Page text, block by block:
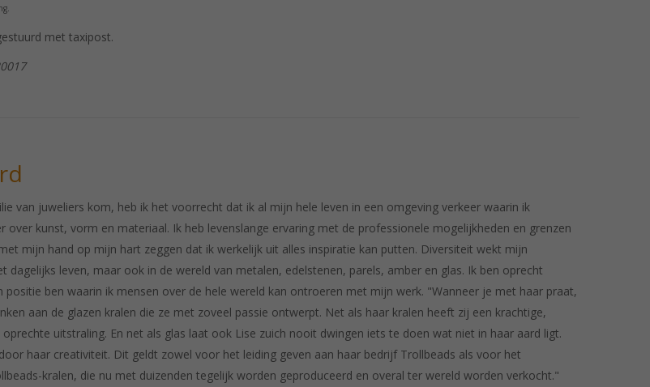
met taxipost.
van juweliers kom, heb ik het voorrecht dat ik al mijn hele leven in een omgeving verkeer waarin ik
over kunst, vorm en materiaal. Ik heb levenslange ervaring met de professionele mogelijkheden en grenzen
mijn hand op mijn hart zeggen dat ik werkelijk uit alles inspiratie kan putten. Diversiteit wekt mijn
dagelijks leven, maar ook in de wereld van metalen, edelstenen, parels, amber en glas. Ik ben oprecht
positie ben waarin ik mensen over de hele wereld kan ontroeren met mijn werk. "Wanneer je met haar praat,
aan de glazen kralen die ze met zoveel passie ontwerpt. Net als haar kralen heeft zij een krachtige,
oprechte uitstraling. En net als glas laat ook Lise zuich nooit dwingen iets te doen wat niet in haar aard ligt.
haar creativiteit. Dit geldt zowel voor het leiding geven aan haar bedrijf Trollbeads als voor het
kralen, die nu met duizenden tegelijk worden geproduceerd en overal ter wereld worden verkocht."